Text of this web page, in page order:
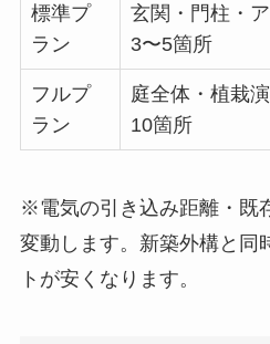
標準プ
ラン
玄関・門柱・
3〜5箇所
フルプ
ラン
庭全体・植栽
10箇所
※電気の引き込み距離・既
変動します。新築外構と同
トが安くなります。